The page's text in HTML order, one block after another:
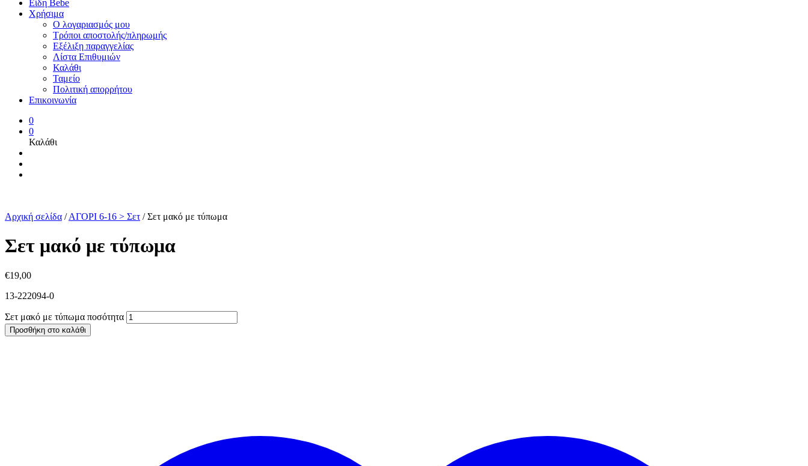
Είδη Bebe
Χρήσιμα
Ο λογαριασμός μου
Τρόποι αποστολής/πληρωμής
Εξέλιξη παραγγελίας
Λίστα Επιθυμιών
Καλάθι
Ταμείο
Πολιτική απορρήτου
Επικοινωνία
0
0
Καλάθι
Αρχική σελίδα / ΑΓΟΡΙ 6-16 > Σετ /Σετ μακό με τύπωμα
Σετ μακό με τύπωμα
€19,00
13-222094-0
Σετ μακό με τύπωμα ποσότητα
Προσθήκη στο καλάθι